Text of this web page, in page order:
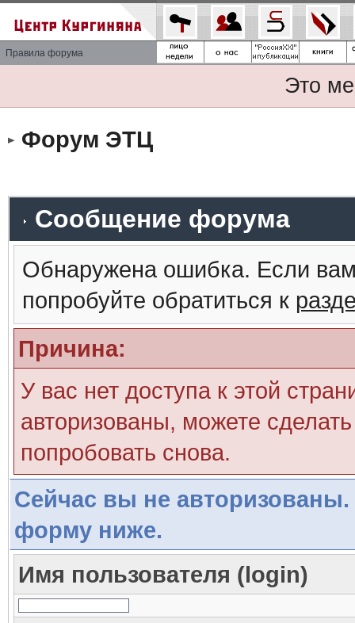
Правила форума
Это
Форум ЭТЦ
Сообщение форума
Обнаружена ошибка. Если
попробуйте обратиться к
Причина:
У вас нет доступа к этой
авторизованы, можете
попробовать снова.
Сейчас вы не авторизованы.
форму ниже.
Имя пользователя (login)